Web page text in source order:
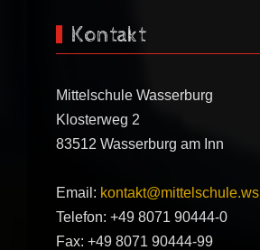
Kontakt
Mittelschule Wasserburg
Klosterweg 2
83512 Wasserburg am Inn
Email: kontakt@mittelschule.ws
Telefon: +49 8071 90444-0
Fax: +49 8071 90444-99